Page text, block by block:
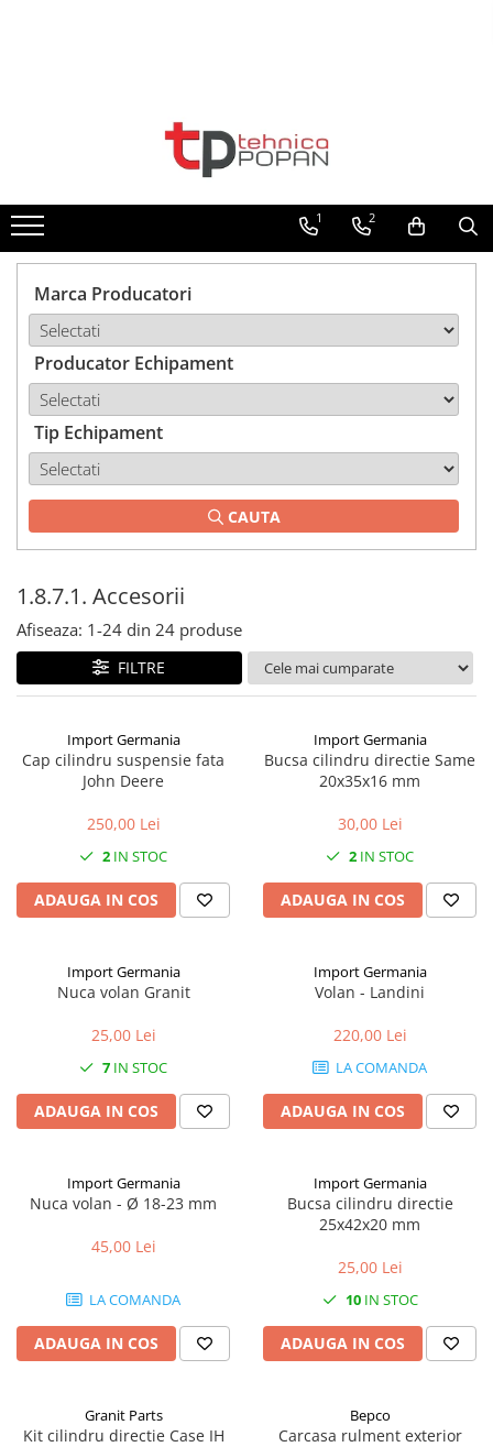
1. Piese & Accesorii Tractoare
1.1. Cabina & Caroserie
1.1.1. Geamuri
1.1.3. Embleme & Abtibilduri
1.1.4. Climatizare si accesorii
1.2. Piese cu Prindere în 3
Puncte si mecanism de ridicare
1.2.1. Prindere in 3 puncte
1.2.2. Mecanism de ridicare -
Tiranti si accesorii
1.3. Scaune & Accesorii
1.3.1. Scaune
tractoare
1.4.1. Pompe hidraulice
1.4.3. Distribuitoare
1.4.4. Cilindri si accesorii
1.5.1. Combustibili
1.5.2. Cuzineti si accesorii
1.5.4. Piese de schimb pentru
1.5.5. Pistoane & camasi piston
1.5.6. Răcire
1.5.7. Filtre
1.5.8. Esapamente
1.5.9. Chiulasa si supape
1 2
Marca Producatori
Producator Echipament
Tip Echipament
CAUTA
1.8.7.1. Accesorii
Afiseaza: 1-24 din 24 produse
FILTRE
Import Germania
Cap cilindru suspensie fata
John Deere
250,00 Lei
2 IN STOC
ADAUGA IN COS
Import Germania
Bucsa cilindru directie Same
20x35x16 mm
30,00 Lei
2 IN STOC
ADAUGA IN COS
Import Germania
Nuca volan Granit
25,00 Lei
7 IN STOC
ADAUGA IN COS
Import Germania
Volan - Landini
220,00 Lei
LA COMANDA
ADAUGA IN COS
Import Germania
Nuca volan - Ø 18-23 mm
45,00 Lei
LA COMANDA
ADAUGA IN COS
Import Germania
Bucsa cilindru directie
25x42x20 mm
25,00 Lei
10IN STOC
ADAUGA IN COS
Granit Parts
Kit cilindru directie Case IH
Bepco
Carcasa rulment exterior